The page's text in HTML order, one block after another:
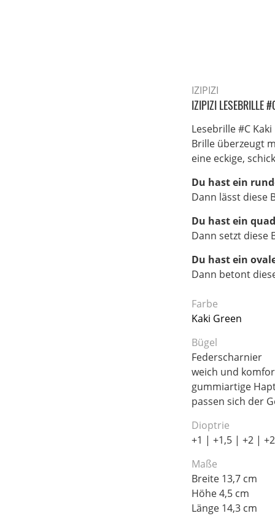
IZIPIZI
IZIPIZI LESEBRILLE
Lesebrille #C
Brille überzeugt
eine eckige,
Du hast ein
Dann lässt diese
Du hast ein
Dann setzt diese
Du hast ein
Dann betont
Farbe
Kaki Green
Bügel
Federscharnier
weich und
gummiartige
passen sich der
Dioptrie
+1 | +1,5 | +2 |
Maße
Breite 13,7 cm
Höhe 4,5 cm
Länge 14,3 cm